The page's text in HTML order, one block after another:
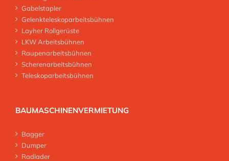
Gabelstapler
Gelenkteleskoparbeitsbühnen
Layher Rollgerüste
LKW Arbeitsbühnen
Raupenarbeitsbühnen
Scherenarbeitsbühnen
Teleskoparbeitsbühnen
BAUMASCHINENVERMIETUNG
Bagger
Dumper
Radlader